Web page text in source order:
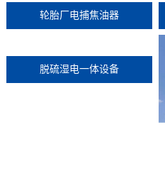
轮胎厂电捕焦油器
脱硫湿电一体设备